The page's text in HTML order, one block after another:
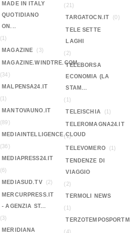
MADE IN ITALY
QUOTIDIANO
ON...
(1)
MAGAZINE
(3)
MAGAZINE.WINDTRE.COM
(34)
MALPENSA24.IT
(1)
MANTOVAUNO.IT
(89)
MEDIAINTELLIGENCE.CLOUD
(36)
MEDIAPRESS24.IT
(6)
MEDIASUD.TV
(2)
MERCURPRESS.IT
- AGENZIA ST...
(3)
MERIDIANA
(21)
TARGATOCN.IT
(0)
TELE SETTE
LAGHI
(2)
TELEBORSA
ECONOMIA (LA
STAM...
(1)
TELEISCHIA
(1)
TELEROMAGNA24.IT
(1)
TELEVOMERO
(1)
TENDENZE DI
VIAGGIO
(2)
TERMOLI NEWS
(1)